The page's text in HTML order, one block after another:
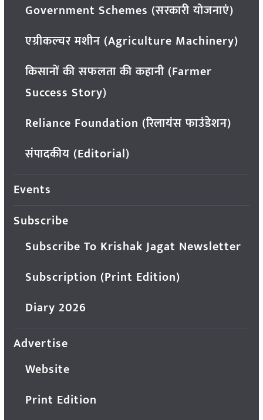
Government Schemes (सरकारी योजनाएं)
एग्रीकल्चर मशीन (Agriculture Machinery)
किसानों की सफलता की कहानी (Farmer
Success Story)
Reliance Foundation (रिलायंस फाउंडेशन)
संपादकीय (Editorial)
Events
Subscribe
Subscribe To Krishak Jagat Newsletter
Subscription (Print Edition)
Diary 2026
Advertise
Website
Print Edition